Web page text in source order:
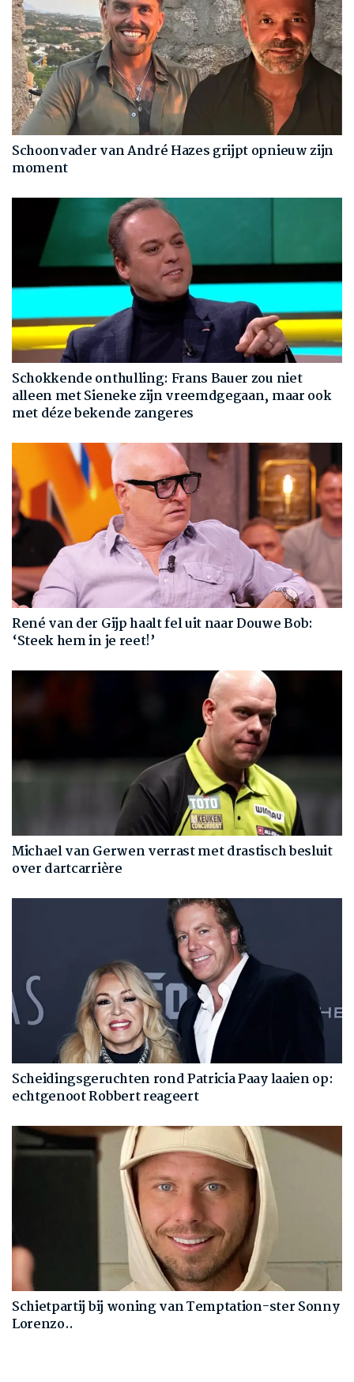
Schoonvader van André Hazes grijpt opnieuw zijn
moment
Schokkende onthulling: Frans Bauer zou niet
alleen met Sieneke zijn vreemdgegaan, maar ook
met déze bekende zangeres
René van der Gijp haalt fel uit naar Douwe Bob:
‘Steek hem in je reet!’
Michael van Gerwen verrast met drastisch besluit
over dartcarrière
Scheidingsgeruchten rond Patricia Paay laaien op:
echtgenoot Robbert reageert
Schietpartij bij woning van Temptation-ster Sonny
Lorenzo..